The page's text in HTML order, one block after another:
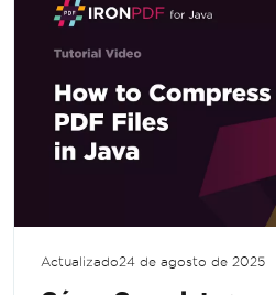
Actualizado24 de agosto de 2025